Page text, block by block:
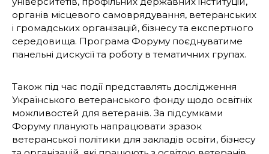
органів місцевого самоврядування, ветеранських
і громадських організацій, бізнесу та експертного
середовища. Програма Форуму поєднуватиме
панельні дискусії та роботу в тематичних групах.
Також під час події представлять дослідження
Українського ветеранського фонду щодо освітніх
можливостей для ветеранів. За підсумками
Форуму планують напрацювати зразок
ветеранської політики для закладів освіти, бізнесу